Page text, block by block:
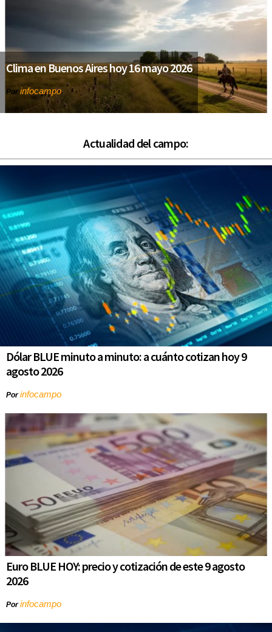
Clima en Buenos Aires hoy 16 mayo 2026
Por infocampo
Actualidad del campo:
Dólar BLUE minuto a minuto: a cuánto cotizan hoy 9
agosto 2026
Porinfocampo
Euro BLUE HOY: precio y cotización de este 9 agosto
2026
Porinfocampo